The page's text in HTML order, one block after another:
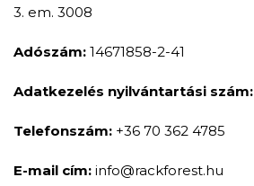
3. em. 3008
Adószám: 14671858-2-41
Adatkezelés nyilvántartási szám:
Telefonszám: +36 70 362 4785
E-mail cím: info@rackforest.hu